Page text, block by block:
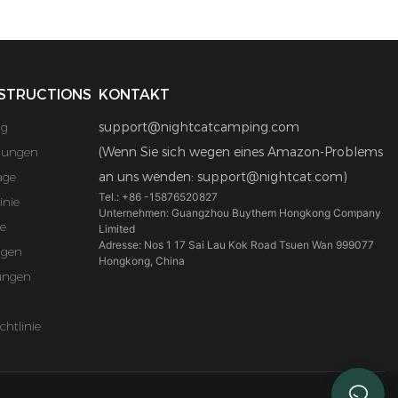
KONTAKT
support@nightcatcamping.com
(Wenn Sie sich wegen eines Amazon-Problems
an uns wenden: support@nightcat.com)
Tel.: +86 -15876520827
Unternehmen: Guangzhou Buythem Hongkong Company
Limited
Adresse: Nos 1 17 Sai Lau Kok Road Tsuen Wan 999077
Hongkong, China